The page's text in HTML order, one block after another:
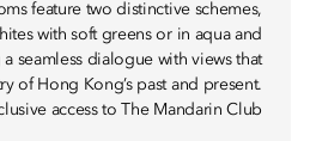
feature two distinctive schemes,
with soft greens or in aqua and
seamless dialogue with views that
of Hong Kong’s past and present.
access to The Mandarin Club.